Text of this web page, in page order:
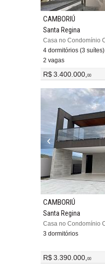
CAMBORIÚ
Santa Regina
4 dormitórios (3 suítes)
2 vagas
R$ 3.400.000,00
CAMBORIÚ
Santa Regina
3 dormitórios
R$ 3.390.000,00